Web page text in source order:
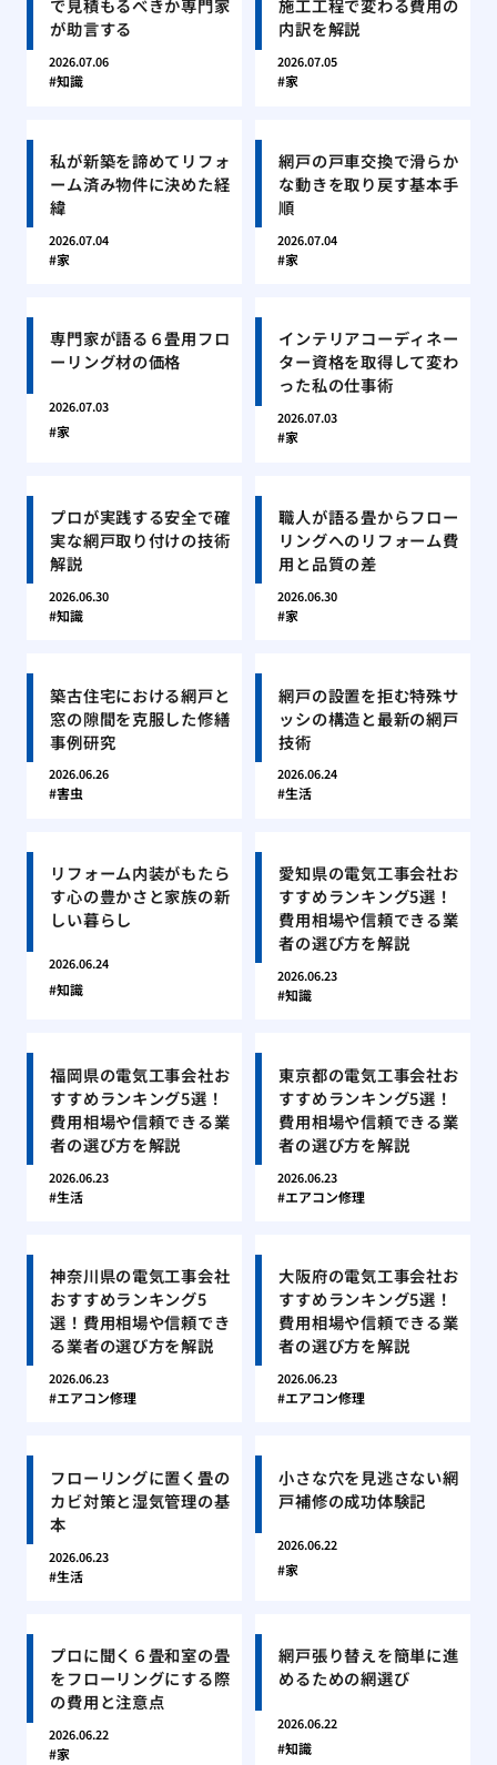
で見積もるべきか専門家
が助言する
2026.07.06
知識
施工工程で変わる費用の
内訳を解説
2026.07.05
家
私が新築を諦めてリフォ
ーム済み物件に決めた経
緯
2026.07.04
家
網戸の戸車交換で滑らか
な動きを取り戻す基本手
順
2026.07.04
家
専門家が語る６畳用フロ
ーリング材の価格
2026.07.03
家
インテリアコーディネー
ター資格を取得して変わ
った私の仕事術
2026.07.03
家
プロが実践する安全で確
実な網戸取り付けの技術
解説
2026.06.30
知識
職人が語る畳からフロー
リングへのリフォーム費
用と品質の差
2026.06.30
家
築古住宅における網戸と
窓の隙間を克服した修繕
事例研究
2026.06.26
害虫
網戸の設置を拒む特殊サ
ッシの構造と最新の網戸
技術
2026.06.24
生活
リフォーム内装がもたら
す心の豊かさと家族の新
しい暮らし
2026.06.24
知識
愛知県の電気工事会社お
すすめランキング5選！
費用相場や信頼できる業
者の選び方を解説
2026.06.23
知識
福岡県の電気工事会社お
すすめランキング5選！
費用相場や信頼できる業
者の選び方を解説
2026.06.23
生活
東京都の電気工事会社お
すすめランキング5選！
費用相場や信頼できる業
者の選び方を解説
2026.06.23
エアコン修理
神奈川県の電気工事会社
おすすめランキング5
選！費用相場や信頼でき
る業者の選び方を解説
2026.06.23
エアコン修理
大阪府の電気工事会社お
すすめランキング5選！
費用相場や信頼できる業
者の選び方を解説
2026.06.23
エアコン修理
フローリングに置く畳の
カビ対策と湿気管理の基
本
2026.06.23
生活
小さな穴を見逃さない網
戸補修の成功体験記
2026.06.22
家
プロに聞く６畳和室の畳
をフローリングにする際
の費用と注意点
2026.06.22
家
網戸張り替えを簡単に進
めるための網選び
2026.06.22
知識